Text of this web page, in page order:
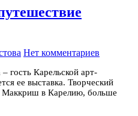
Нет комментариев
гость Карельской арт-
ее выставка. Творческий
Маккриш в Карелию, больше